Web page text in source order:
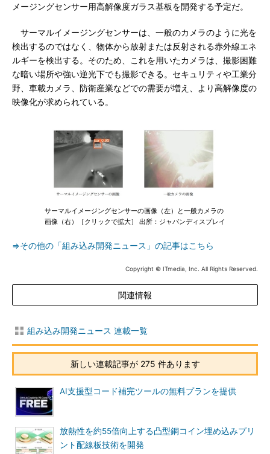
メージングセンサー用高解像度ガラス基板を開発する予定だ。
サーマルイメージングセンサーは、一般のカメラのように光を
検出するのではなく、物体から放射または反射される赤外線エネ
ルギーを検出する。そのため、これを用いたカメラは、撮影困難
な暗い場所や強い逆光下でも撮影できる。セキュリティや工業分
野、車載カメラ、防衛産業などでの需要が増え、より高解像度の
映像化が求められている。
サーマルイメージングセンサーの画像（左）と一般カメラの
画像（右）［クリックで拡大］ 出所：ジャパンディスプレイ
⇒その他の「組み込み開発ニュース」の記事はこちら
Copyright © ITmedia, Inc. All Rights Reserved.
関連情報
組み込み開発ニュース 連載一覧
新しい連載記事が 275 件あります
AI支援型コード補完ツールの無料プランを提供
放熱性を約55倍向上する凸型銅コイン埋め込みプリ
ント配線板技術を開発